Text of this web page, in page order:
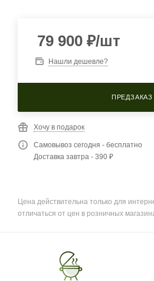
79 900 ₽/шт
Нашли дешевле?
ПРЕДЗАКАЗ
Хочу в подарок
Самовывоз сегодня - бесплатно
Доставка завтра - 390 ₽
Цена действительна только для
отличаться от цен в розничных